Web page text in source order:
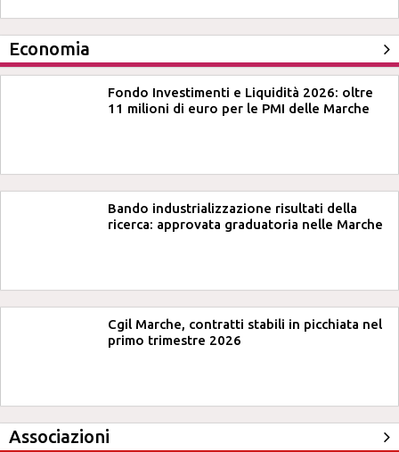
Economia
Fondo Investimenti e Liquidità 2026: oltre
11 milioni di euro per le PMI delle Marche
Bando industrializzazione risultati della
ricerca: approvata graduatoria nelle Marche
Cgil Marche, contratti stabili in picchiata nel
primo trimestre 2026
Associazioni